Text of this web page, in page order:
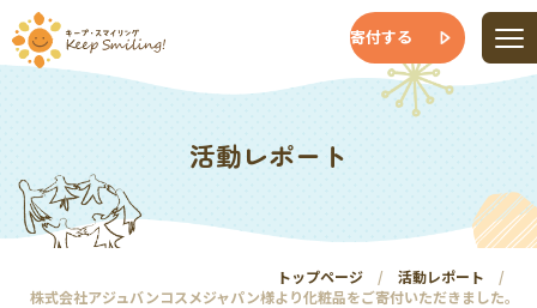
寄付する
活動レポート
トップページ
活動レポート
株式会社アジュバンコスメジャパン様より化粧品をご寄付いただきました。